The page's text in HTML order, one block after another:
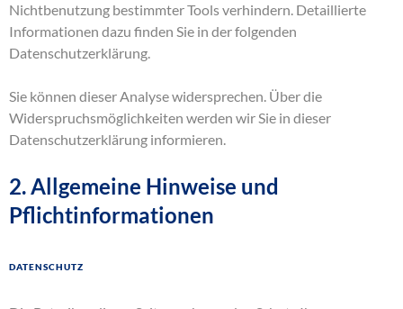
Nichtbenutzung bestimmter Tools verhindern. Detaillierte
Informationen dazu finden Sie in der folgenden
Datenschutzerklärung.
Sie können dieser Analyse widersprechen. Über die
Widerspruchsmöglichkeiten werden wir Sie in dieser
Datenschutzerklärung informieren.
2. Allgemeine Hinweise und
Pflichtinformationen
Datenschutz